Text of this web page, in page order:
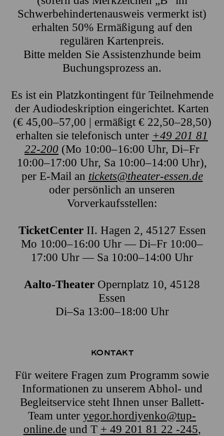
Schwerbehindertenausweis vermerkt ist)
erhalten 50% Ermäßigung auf den
regulären Kartenpreis.
Bitte melden Sie Assistenzhunde beim
Buchungsprozess an.
Es ist ein Platzkontingent für Teilnehmende
der Audiodeskription eingerichtet. Karten
(€ 45,00–57,00 | ermäßigt € 22,50–28,50)
erhalten sie telefonisch unter +49 201 81
22-200 (Mo 10:00–16:00 Uhr, Di–Fr
10:00–17:00 Uhr, Sa 10:00–14:00 Uhr),
per E-Mail an tickets@theater-essen.de
oder persönlich an unseren
Vorverkaufsstellen:
TicketCenterII. Hagen 2, 45127 Essen
Mo 10:00–16:00 Uhr — Di–Fr 10:00–
17:00 Uhr — Sa 10:00–14:00 Uhr
Aalto-Theater Opernplatz 10, 45128
Essen
Di–Sa 13:00–18:00 Uhr
Kontakt
Für weitere Fragen zum Programm sowie
Informationen zu unserem Abhol- und
Begleitservice steht Ihnen unser Ballett-
Team unter yegor.hordiyenko@tup-
online.deund T + 49 201 81 22 -245,